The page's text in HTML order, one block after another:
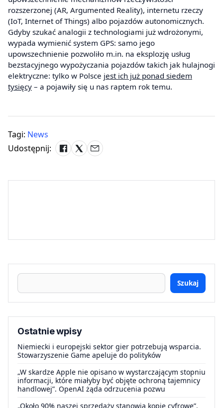
rozszerzonej (AR, Argumented Reality), internetu rzeczy
(IoT, Internet of Things) albo pojazdów autonomicznych.
Gdyby szukać analogii z technologiami już wdrożonymi,
wypada wymienić system GPS: samo jego
upowszechnienie pozwoliło m.in. na eksplozję usług
bezstacyjnego wypożyczania pojazdów takich jak hulajnogi
elektryczne: tylko w Polsce jest ich już ponad siedem
tysięcy – a pojawiły się u nas raptem rok temu.
Tagi: News
Udostępnij:
Szukaj
Ostatnie wpisy
Niemiecki i europejski sektor gier potrzebują wsparcia.
Stowarzyszenie Game apeluje do polityków
„W skardze Apple nie opisano w wystarczającym stopniu
informacji, które miałyby być objęte ochroną tajemnicy
handlowej”. OpenAI żąda odrzucenia pozwu
„Około 90% naszej sprzedaży stanowią kopie cyfrowe”.